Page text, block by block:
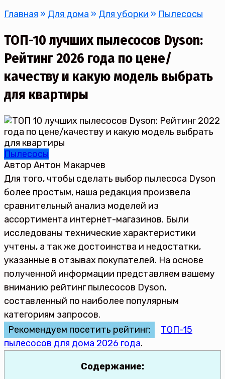
Главная » Для дома » Для уборки » Пылесосы
ТОП-10 лучших пылесосов Dyson:
Рейтинг 2026 года по цене/
качеству и какую модель выбрать
для квартиры
Пылесосы
Автор Антон Макарчев
Для того, чтобы сделать выбор пылесоса Dyson
более простым, наша редакция произвела
сравнительный анализ моделей из
ассортимента интернет-магазинов. Были
исследованы технические характеристики
учтены, а так же достоинства и недостатки,
указанные в отзывах покупателей. На основе
полученной информации представляем вашему
вниманию рейтинг пылесосов Dyson,
составленный по наиболее популярным
категориям запросов.
Рекомендуем посетить рейтинг:
ТОП-15
пылесосов для дома 2026 года.
Содержание: